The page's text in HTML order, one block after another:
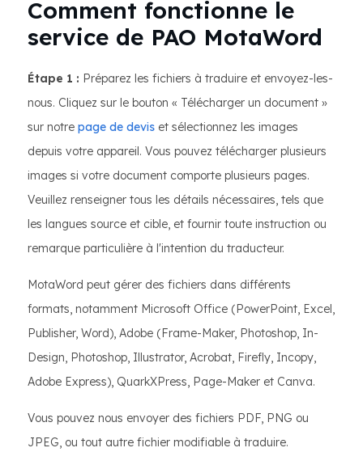
Comment fonctionne le
service de PAO MotaWord
Étape 1 : Préparez les fichiers à traduire et envoyez-les-
nous. Cliquez sur le bouton « Télécharger un document »
sur notre page de devis et sélectionnez les images
depuis votre appareil. Vous pouvez télécharger plusieurs
images si votre document comporte plusieurs pages.
Veuillez renseigner tous les détails nécessaires, tels que
les langues source et cible, et fournir toute instruction ou
remarque particulière à l'intention du traducteur.
MotaWord peut gérer des fichiers dans différents
formats, notamment Microsoft Office (PowerPoint, Excel,
Publisher, Word), Adobe (Frame-Maker, Photoshop, In-
Design, Photoshop, Illustrator, Acrobat, Firefly, Incopy,
Adobe Express), QuarkXPress, Page-Maker et Canva.
Vous pouvez nous envoyer des fichiers PDF, PNG ou
JPEG, ou tout autre fichier modifiable à traduire.